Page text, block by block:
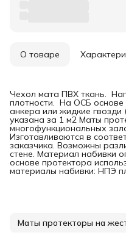
О товаре
Чехол мата ПВХ ткань.
плотности. На ОСБ
анкера или жидкие гвозди
указана за 1 м2 Маты
многофункциональных
Изготавливаются в
заказчика. Возможны
стене. Материал набивки
основе протектора
материалы набивки: НПЭ
Маты протекторы на